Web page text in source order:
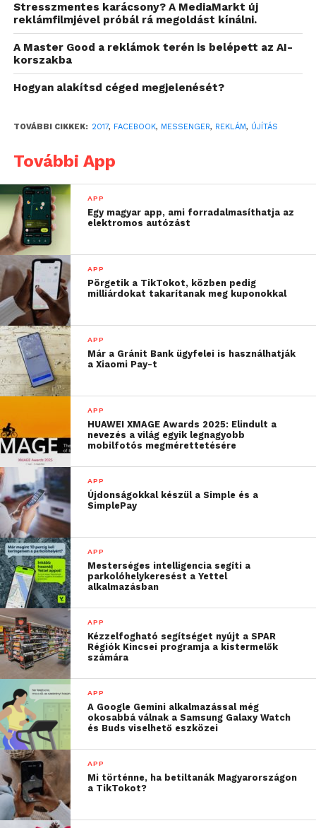
fognak megjelenni a “sponsored” felirattal ellátott
hirdetések, ezek chatbotokra, illetve weboldalakra
irányítanak majd minket.
Stresszmentes karácsony? A MediaMarkt új
reklámfilmjével próbál rá megoldást kínálni.
A Master Good a reklámok terén is belépett az AI-
korszakba
Hogyan alakítsd céged megjelenését?
TOVÁBBI CIKKEK: 2017, FACEBOOK, MESSENGER, REKLÁM, ÚJÍTÁS
További App
APP
Egy magyar app, ami forradalmasíthatja az
elektromos autózást
APP
Pörgetik a TikTokot, közben pedig
milliárdokat takarítanak meg kuponokkal
APP
Már a Gránit Bank ügyfelei is használhatják
a Xiaomi Pay-t
APP
HUAWEI XMAGE Awards 2025: Elindult a
nevezés a világ egyik legnagyobb
mobilfotós megmérettetésére
APP
Újdonságokkal készül a Simple és a
SimplePay
APP
Mesterséges intelligencia segíti a
parkolóhelykeresést a Yettel
alkalmazásban
APP
Kézzelfogható segítséget nyújt a SPAR
Régiók Kincsei programja a kistermelők
számára
APP
A Google Gemini alkalmazással még
okosabbá válnak a Samsung Galaxy Watch
és Buds viselhető eszközei
APP
Mi történne, ha betiltanák Magyarországon
a TikTokot?